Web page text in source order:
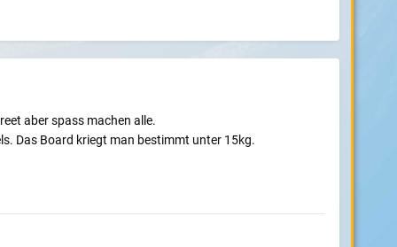
aber spass machen alle.
Das Board kriegt man bestimmt unter 15kg.